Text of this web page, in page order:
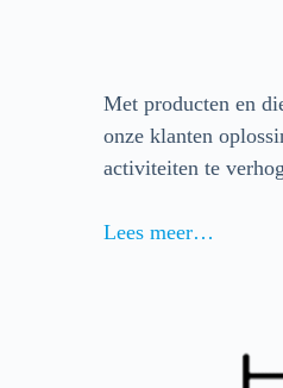
Met producten en
onze klanten
activiteiten te
Lees meer…